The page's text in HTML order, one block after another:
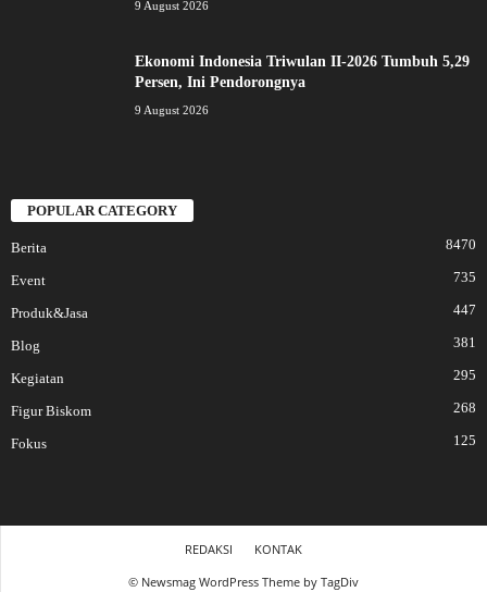
9 August 2026
Ekonomi Indonesia Triwulan II-2026 Tumbuh 5,29
Persen, Ini Pendorongnya
9 August 2026
POPULAR CATEGORY
Berita 8470
Event 735
Produk&Jasa 447
Blog 381
Kegiatan 295
Figur Biskom 268
Fokus 125
REDAKSI
KONTAK
© Newsmag WordPress Theme by TagDiv